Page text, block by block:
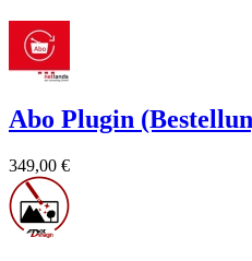
Abo Plugin
349,00 €